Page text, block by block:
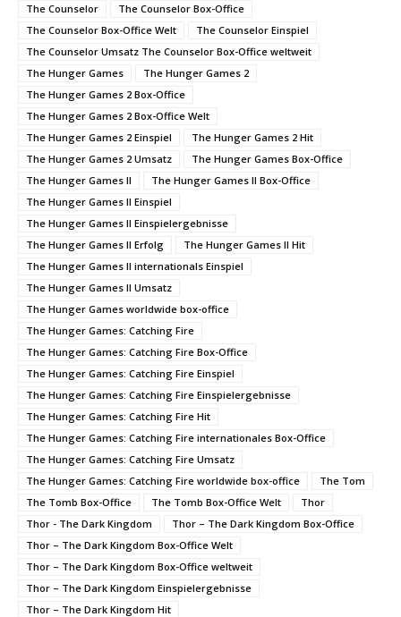
The Counselor
The Counselor Box-Office
The Counselor Box-Office Welt
The Counselor Einspiel
The Counselor Umsatz The Counselor Box-Office weltweit
The Hunger Games
The Hunger Games 2
The Hunger Games 2 Box-Office
The Hunger Games 2 Box-Office Welt
The Hunger Games 2 Einspiel
The Hunger Games 2 Hit
The Hunger Games 2 Umsatz
The Hunger Games Box-Office
The Hunger Games II
The Hunger Games II Box-Office
The Hunger Games II Einspiel
The Hunger Games II Einspielergebnisse
The Hunger Games II Erfolg
The Hunger Games II Hit
The Hunger Games II internationals Einspiel
The Hunger Games II Umsatz
The Hunger Games worldwide box-office
The Hunger Games: Catching Fire
The Hunger Games: Catching Fire Box-Office
The Hunger Games: Catching Fire Einspiel
The Hunger Games: Catching Fire Einspielergebnisse
The Hunger Games: Catching Fire Hit
The Hunger Games: Catching Fire internationales Box-Office
The Hunger Games: Catching Fire Umsatz
The Hunger Games: Catching Fire worldwide box-office
The Tom
The Tomb Box-Office
The Tomb Box-Office Welt
Thor
Thor - The Dark Kingdom
Thor – The Dark Kingdom Box-Office
Thor – The Dark Kingdom Box-Office Welt
Thor – The Dark Kingdom Box-Office weltweit
Thor – The Dark Kingdom Einspielergebnisse
Thor – The Dark Kingdom Hit